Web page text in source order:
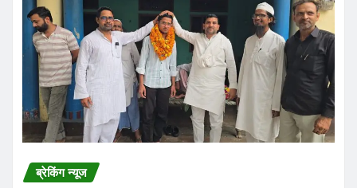
ब्रेकिंग न्यूज